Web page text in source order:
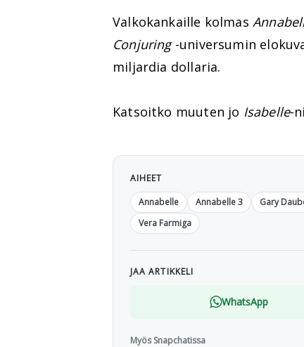
Valkokankaille kolmas
Conjuring-universumin
miljardia dollaria.
Katsoitko muuten jo Isabelle-
AIHEET
Annabelle
Annabelle 3 Gary
Vera Farmiga
JAA ARTIKKELI
WhatsApp
Myös Snapchatissa